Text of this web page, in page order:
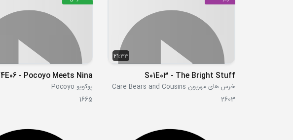
21:33
S01E03 - The Bright Stuff
خرس های مهربون Care Bears and Cousins
2603
- Pocoyo Meets Nina
پوکویو Pocoyo
1665